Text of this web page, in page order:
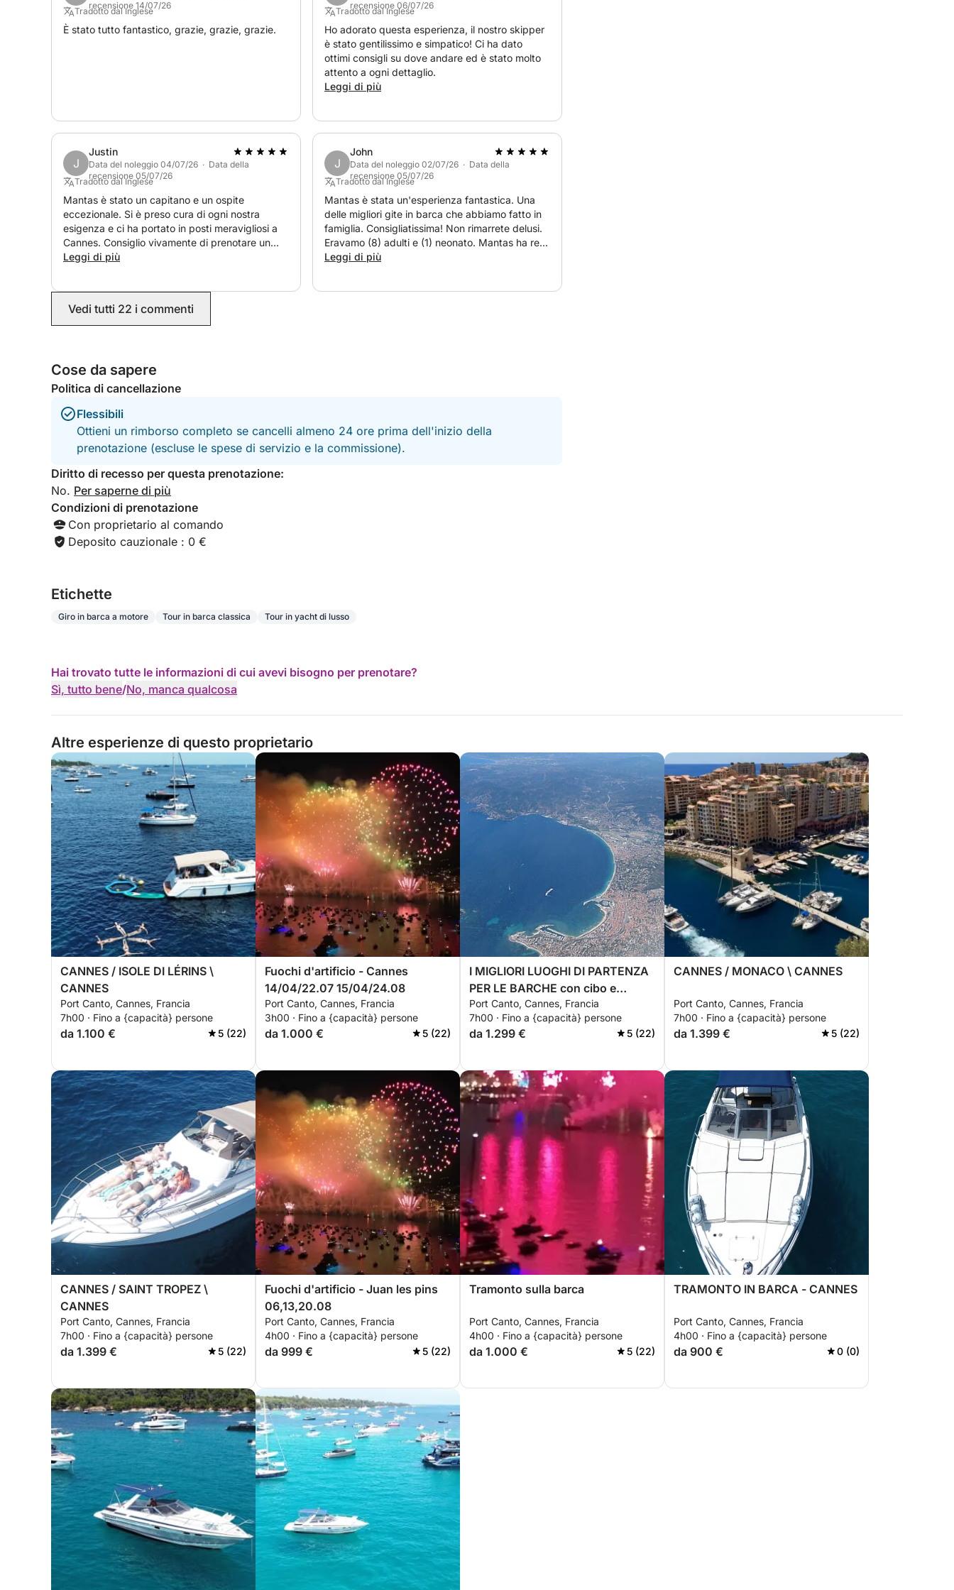
🔸 4 maschere da snorkeling: disponibili
🔸 Altoparlante Bluetooth JBL BOOMBOX 3 per rilassarsi o creare l'atmosfera con i vostri brani
preferiti
🔸 E per un comfort ancora maggiore, metto a vostra disposizione un'ampia piattaforma da
bagno a poppa dell'imbarcazione
🔵 Pranzo: su richiesta 🥗🍅🥥🍉
1 vassoio di cibo fresco + 6 bottiglie da 0,5 l di acqua naturale + 6 bottiglie da 0,33 l di Coca-
Cola - 70€
🍷 Il vino rosso non è ammesso a bordo!!!
Posso realizzare un breve video dell'intera giornata con drone, GoPro subacquea e
fotocamera del telefono 📷 per 150€.
+ 1 ora extra 200€
Vi aspetto a bordo 😉
recensione 14/07/26
Tradotto dal Inglese
È stato tutto fantastico, grazie, grazie, grazie.
recensione 06/07/26
Tradotto dal Inglese
Ho adorato questa esperienza, il nostro skipper
è stato gentilissimo e simpatico! Ci ha dato
ottimi consigli su dove andare ed è stato molto
attento a ogni dettaglio.
Leggi di più
J
Justin
Data del noleggio 04/07/26 · Data della
recensione 05/07/26
Tradotto dal Inglese
Mantas è stato un capitano e un ospite
eccezionale. Si è preso cura di ogni nostra
esigenza e ci ha portato in posti meravigliosi a
Cannes. Consiglio vivamente di prenotare un
viaggio con lui.
Leggi di più
J
John
Data del noleggio 02/07/26 · Data della
recensione 05/07/26
Tradotto dal Inglese
Mantas è stata un'esperienza fantastica. Una
delle migliori gite in barca che abbiamo fatto in
famiglia. Consigliatissima! Non rimarrete delusi.
Eravamo (8) adulti e (1) neonato. Mantas ha reso
tutto molto semplice e ci ha accolto meglio del
Leggi di più
Vedi tutti 22 i commenti
Cose da sapere
Politica di cancellazione
Flessibili
Ottieni un rimborso completo se cancelli almeno 24 ore prima dell'inizio della
prenotazione (escluse le spese di servizio e la commissione).
Diritto di recesso per questa prenotazione:
No. Per saperne di più
Condizioni di prenotazione
Con proprietario al comando
Deposito cauzionale : 0 €
Etichette
Giro in barca a motore Tour in barca classica Tour in yacht di lusso
Hai trovato tutte le informazioni di cui avevi bisogno per prenotare?
Sì, tutto bene/No, manca qualcosa
Altre esperienze di questo proprietario
CANNES / ISOLE DI LÉRINS \
CANNES
Port Canto, Cannes, Francia
7h00 · Fino a {capacità} persone
da 1.100 € 5 (22)
Fuochi d'artificio - Cannes
14/04/22.07 15/04/24.08
Port Canto, Cannes, Francia
3h00 · Fino a {capacità} persone
da 1.000 € 5 (22)
I MIGLIORI LUOGHI DI PARTENZA
PER LE BARCHE con cibo e
bevande freschi
Port Canto, Cannes, Francia
7h00 · Fino a {capacità} persone
da 1.299 € 5 (22)
CANNES / MONACO \ CANNES
Port Canto, Cannes, Francia
7h00 · Fino a {capacità} persone
da 1.399 € 5 (22)
CANNES / SAINT TROPEZ \
CANNES
Port Canto, Cannes, Francia
7h00 · Fino a {capacità} persone
da 1.399 € 5 (22)
Fuochi d'artificio - Juan les pins
06,13,20.08
Port Canto, Cannes, Francia
4h00 · Fino a {capacità} persone
da 999 € 5 (22)
Tramonto sulla barca
Port Canto, Cannes, Francia
4h00 · Fino a {capacità} persone
da 1.000 € 5 (22)
TRAMONTO IN BARCA - CANNES
Port Canto, Cannes, Francia
4h00 · Fino a {capacità} persone
da 900 € 0 (0)